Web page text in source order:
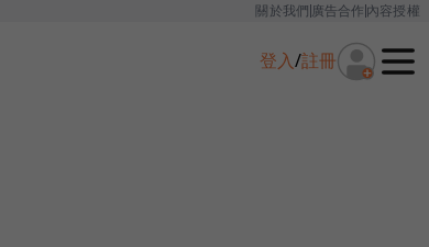
關於我們廣告合作內容授權
登入/註冊